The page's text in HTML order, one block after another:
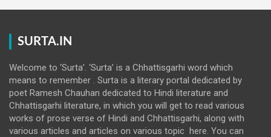
SURTA.IN
Welcome to ‘Surta’. ‘Surta’ is a Chhattisgarhi word which
means to remember . Surta is a literary portal dedicated by
poet Ramesh Chauhan dedicated to Hindi literature and
Chhattisgarhi literature, in which you will get to read various
works of prose verse of Hindi and Chhattisgarhi, along with
various articles and articles on various topic here. You can